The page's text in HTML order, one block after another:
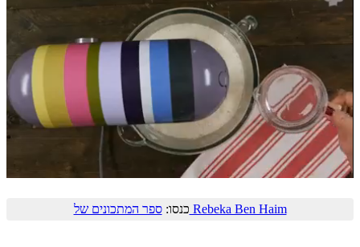
כנסו: ספר המתכונים של Rebeka Ben Haim